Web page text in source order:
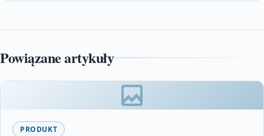
Powiązane artykuły
PRODUKT